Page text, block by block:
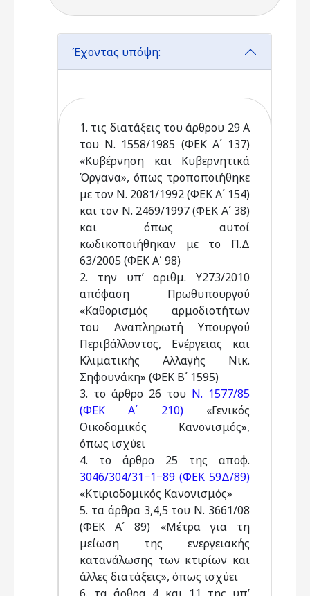
Έχοντας υπόψη:
1. τις διατάξεις του άρθρου 29 Α
του Ν. 1558/1985 (ΦΕΚ Α΄ 137)
«Κυβέρνηση και Κυβερνητικά
Όργανα», όπως τροποποιήθηκε
με τον Ν. 2081/1992 (ΦΕΚ Α΄ 154)
και τον Ν. 2469/1997 (ΦΕΚ Α΄ 38)
και όπως αυτοί
κωδικοποιήθηκαν με το Π.Δ
63/2005 (ΦΕΚ Α΄ 98)
2. την υπ’ αριθμ. Υ273/2010
απόφαση Πρωθυπουργού
«Καθορισμός αρμοδιοτήτων
του Αναπληρωτή Υπουργού
Περιβάλλοντος, Ενέργειας και
Κλιματικής Αλλαγής Νικ.
Σηφουνάκη» (ΦΕΚ Β΄ 1595)
3. το άρθρο 26 του Ν. 1577/85
(ΦΕΚ Α΄ 210)«Γενικός
Οικοδομικός Κανονισμός»,
όπως ισχύει
4. το άρθρο 25 της αποφ.
3046/304/31−1−89 (ΦΕΚ 59Δ/89)
«Κτιριοδομικός Κανονισμός»
5. τα άρθρα 3,4,5 του Ν. 3661/08
(ΦΕΚ Α΄ 89) «Μέτρα για τη
μείωση της ενεργειακής
κατανάλωσης των κτιρίων και
άλλες διατάξεις», όπως ισχύει